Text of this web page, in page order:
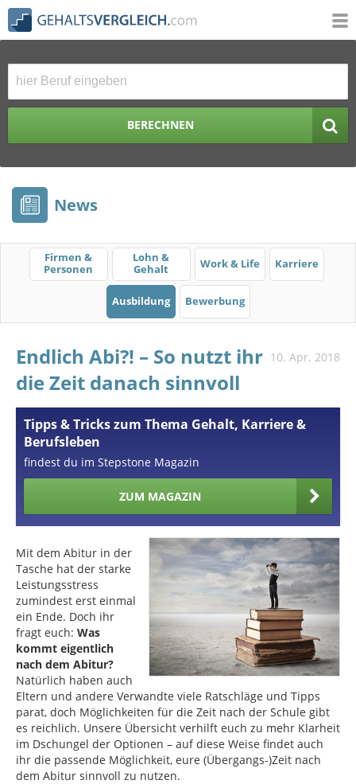
BERECHNEN
News
Firmen &
Personen
Lohn &
Gehalt
Work & Life Karriere
Ausbildung Bewerbung
Endlich Abi?! – So nutzt ihr
die Zeit danach sinnvoll
10. Apr. 2018
Tipps & Tricks zum Thema Gehalt, Karriere &
Berufsleben
findest du im Stepstone Magazin
ZUM MAGAZIN
Mit dem Abitur in der
Tasche hat der starke
Leistungsstress
zumindest erst einmal
ein Ende. Doch ihr
fragt euch: Was
kommt eigentlich
nach dem Abitur?
Natürlich haben auch
Eltern und andere Verwandte viele Ratschläge und Tipps
parat, doch Möglichkeiten für die Zeit nach der Schule gibt
es reichlich. Unsere Übersicht verhilft euch zu mehr Klarheit
im Dschungel der Optionen – auf diese Weise findet auch
ihr die passende Möglichkeit, eure (Übergangs-)Zeit nach
dem Abitur sinnvoll zu nutzen.